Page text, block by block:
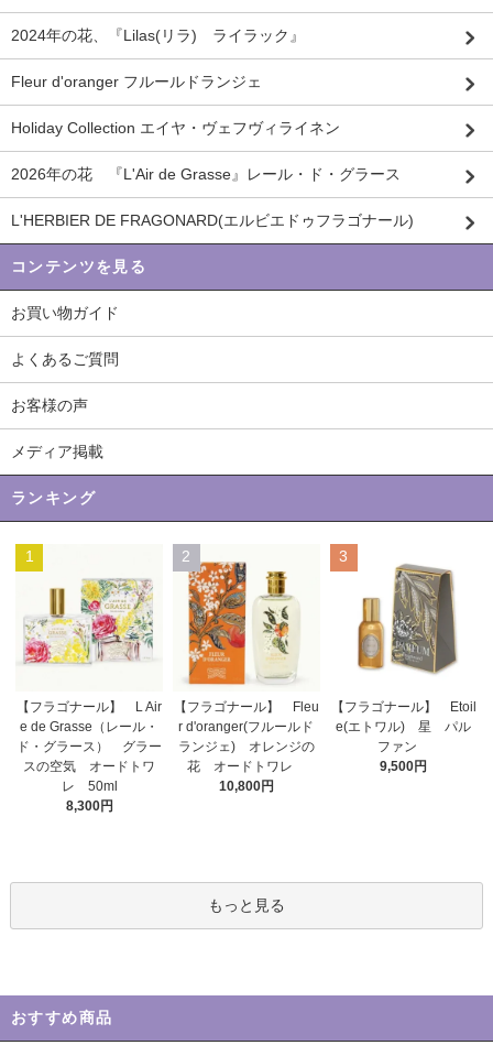
2024年の花、『Lilas(リラ) ライラック』
Fleur d'oranger フルールドランジェ
Holiday Collection エイヤ・ヴェフヴィライネン
2026年の花 『L'Air de Grasse』レール・ド・グラース
L'HERBIER DE FRAGONARD(エルビエドゥフラゴナール)
コンテンツを見る
お買い物ガイド
よくあるご質問
お客様の声
メディア掲載
ランキング
1
【フラゴナール】 L Air
e de Grasse（レール・
ド・グラース） グラー
スの空気 オードトワ
レ 50ml
8,300円
2
【フラゴナール】 Fleu
r d'oranger(フルールド
ランジェ) オレンジの
花 オードトワレ
10,800円
3
【フラゴナール】 Etoil
e(エトワル) 星 パル
ファン
9,500円
もっと見る
おすすめ商品